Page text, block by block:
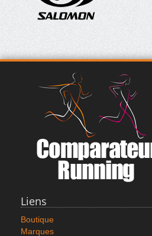
Liens
Boutique
Marques